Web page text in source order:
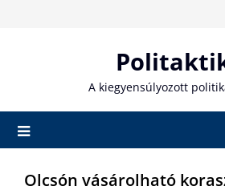
A kiegyensúlyozott
Olcsón vásárolható